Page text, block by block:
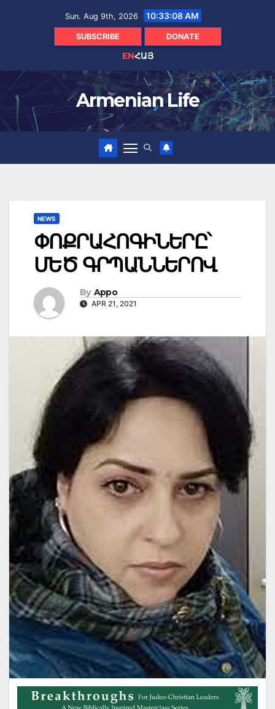
Sun. Aug 9th, 2026 10:33:09 AM
SUBSCRIBE DONATE
ENՀԱՅ
Armenian Life
NEWS
ՓՈՔՐԱՀՈԳԻՆԵՐԸ՝
ՄԵԾ ԳՐՊԱՆՆԵՐՈՎ
By Appo
APR 21, 2021